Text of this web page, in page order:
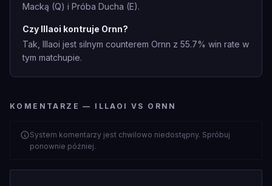
Macką (Q) i Próba Ducha (E).
Czy Illaoi kontruje Ornn?
Tak, Illaoi jest silnym counterem Ornn z 55.7% win rate w
tym matchupie.
KOMENTARZE — ILLAOI VS ORNN
System komentarzy jest chwilowo niedostępny. Spróbuj
ponownie później.